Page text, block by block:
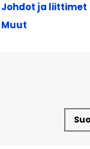
Johdot ja liittimet
Muut